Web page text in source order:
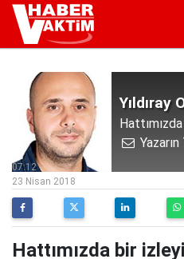
Yıldıray
Yazarın
07:12
23 Nisan 2018
Hattımızda bir